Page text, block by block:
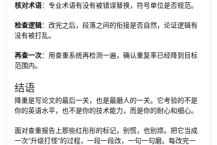
核对术语：专业术语有没有被错误替换，符号单位是否规范。
检查逻辑：改完之后，段落之间的衔接是否自然，论证逻辑有
没有被打乱。
再查一次：用查重系统再检测一遍，确认重复率已经降到目标
范围内。
结语
降重是写论文的最后一关，也是最磨人的一关。它考验的不是
你的英语水平，也不是你的技术能力，而是你的耐心和细心。
面对查重报告上那些红彤彤的标记，别慌，也别烦。把它当成
一次“升级打怪”的过程，一段一段改，一句一句磨。每改完一